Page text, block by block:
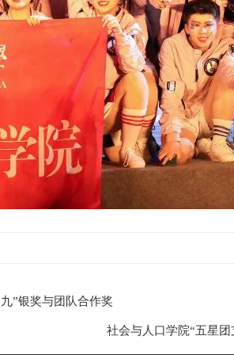
”银奖与团队合作奖
社会与人口学院“五星